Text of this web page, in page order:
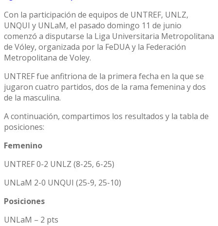
Con la participación de equipos de UNTREF, UNLZ,
UNQUI y UNLaM, el pasado domingo 11 de junio
comenzó a disputarse la Liga Universitaria Metropolitana
de Vóley, organizada por la FeDUA y la Federación
Metropolitana de Voley.
UNTREF fue anfitriona de la primera fecha en la que se
jugaron cuatro partidos, dos de la rama femenina y dos
de la masculina.
A continuación, compartimos los resultados y la tabla de
posiciones:
Femenino
UNTREF 0-2 UNLZ (8-25, 6-25)
UNLaM 2-0 UNQUI (25-9, 25-10)
Posiciones
UNLaM – 2 pts